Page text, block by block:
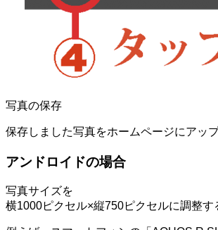
写真の保存
保存しました写真をホームページにアッ
アンドロイドの場合
写真サイズを
横1000ピクセル×縦750ピクセルに調整す